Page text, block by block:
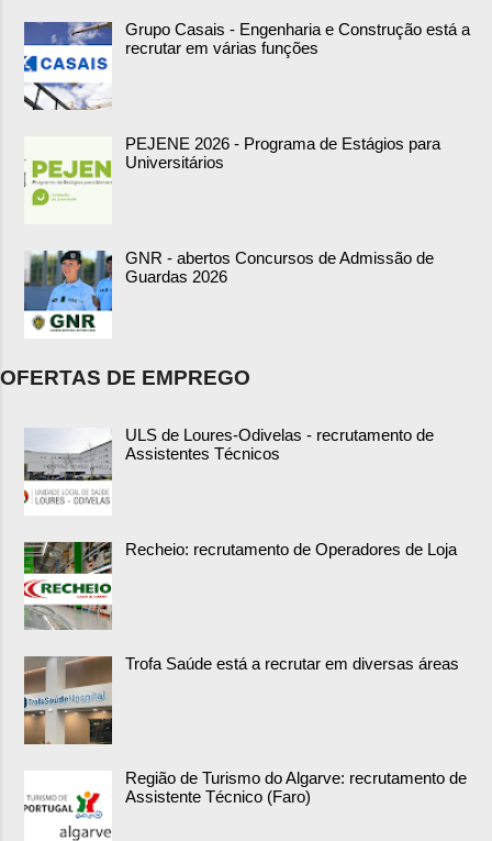
Grupo Casais - Engenharia e Construção está a
recrutar em várias funções
PEJENE 2026 - Programa de Estágios para
Universitários
GNR - abertos Concursos de Admissão de
Guardas 2026
OFERTAS DE EMPREGO
ULS de Loures-Odivelas - recrutamento de
Assistentes Técnicos
Recheio: recrutamento de Operadores de Loja
Trofa Saúde está a recrutar em diversas áreas
Região de Turismo do Algarve: recrutamento de
Assistente Técnico (Faro)